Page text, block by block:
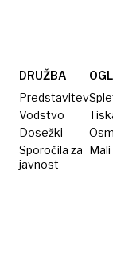
demenco,
bolezni
DRUŽBA
Predstavitev
Vodstvo
Dosežki
Sporočila za
javnost